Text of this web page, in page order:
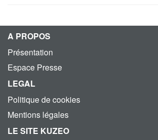
A PROPOS
Présentation
Espace Presse
LEGAL
Politique de cookies
Mentions légales
LE SITE KUZEO